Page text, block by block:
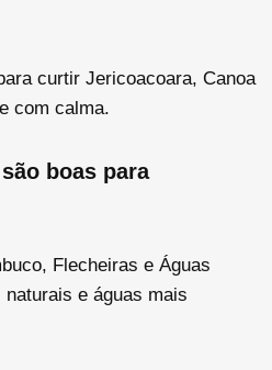
curtir Jericoacoara, Canoa
com calma.
boas para
Flecheiras e Águas
e águas mais